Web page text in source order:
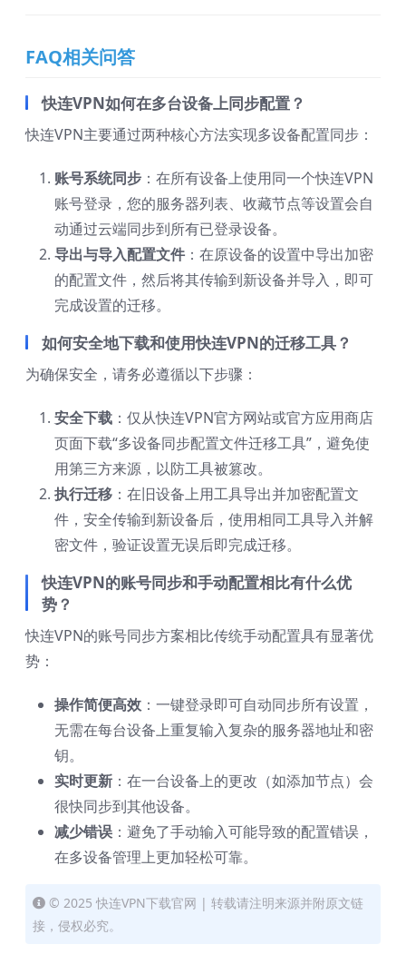
FAQ相关问答
快连VPN如何在多台设备上同步配置？
快连VPN主要通过两种核心方法实现多设备配置同步：
账号系统同步 ：在所有设备上使用同一个快连VPN
账号登录，您的服务器列表、收藏节点等设置会自
动通过云端同步到所有已登录设备。
导出与导入配置文件 ：在原设备的设置中导出加密
的配置文件，然后将其传输到新设备并导入，即可
完成设置的迁移。
如何安全地下载和使用快连VPN的迁移工具？
为确保安全，请务必遵循以下步骤：
安全下载 ：仅从快连VPN官方网站或官方应用商店
页面下载“多设备同步配置文件迁移工具”，避免使
用第三方来源，以防工具被篡改。
执行迁移 ：在旧设备上用工具导出并加密配置文
件，安全传输到新设备后，使用相同工具导入并解
密文件，验证设置无误后即完成迁移。
快连VPN的账号同步和手动配置相比有什么优
势？
快连VPN的账号同步方案相比传统手动配置具有显著优
势：
操作简便高效 ：一键登录即可自动同步所有设置，
无需在每台设备上重复输入复杂的服务器地址和密
钥。
实时更新 ：在一台设备上的更改（如添加节点）会
很快同步到其他设备。
减少错误 ：避免了手动输入可能导致的配置错误，
在多设备管理上更加轻松可靠。
© 2025 快连VPN下载官网 | 转载请注明来源并附原文链
接，侵权必究。